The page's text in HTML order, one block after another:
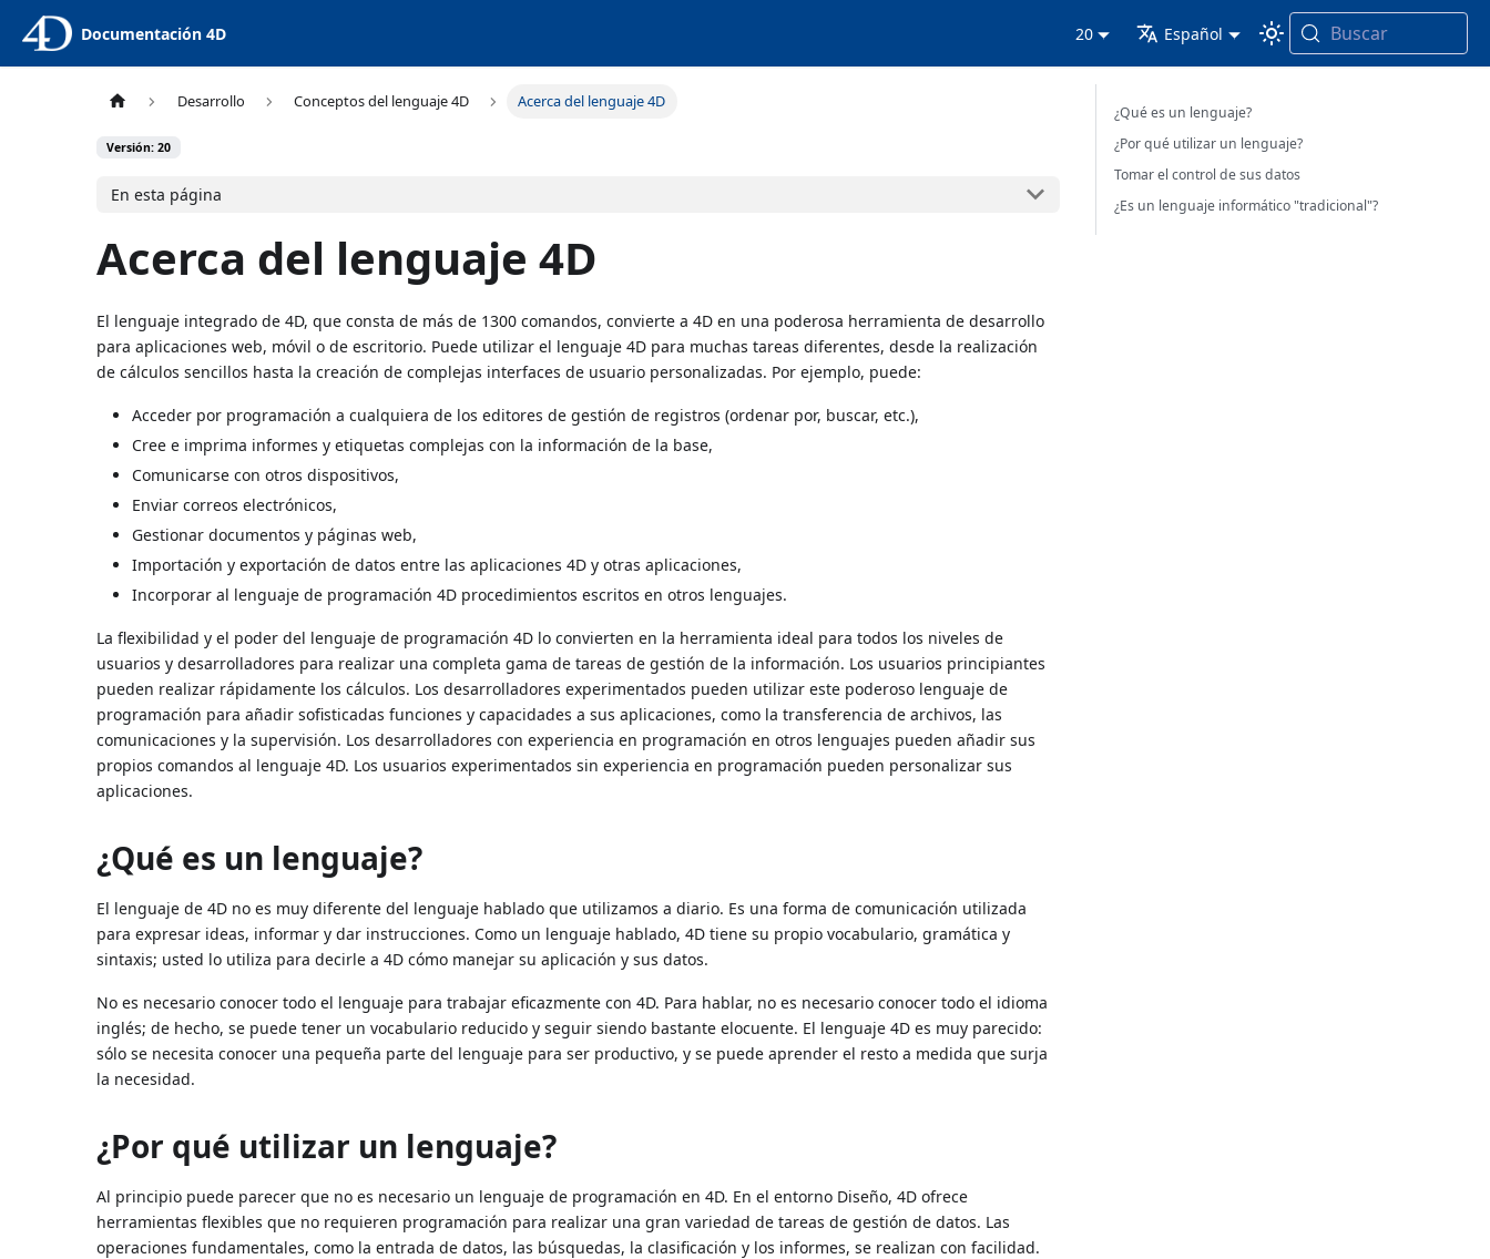
Documentación 4D 20 Español Buscar
Desarrollo Conceptos del lenguaje 4D Acerca del lenguaje 4D
Versión: 20
En esta página
Acerca del lenguaje 4D
El lenguaje integrado de 4D, que consta de más de 1300 comandos, convierte a 4D en una poderosa herramienta de desarrollo
para aplicaciones web, móvil o de escritorio. Puede utilizar el lenguaje 4D para muchas tareas diferentes, desde la realización
de cálculos sencillos hasta la creación de complejas interfaces de usuario personalizadas. Por ejemplo, puede:
Acceder por programación a cualquiera de los editores de gestión de registros (ordenar por, buscar, etc.),
Cree e imprima informes y etiquetas complejas con la información de la base,
Comunicarse con otros dispositivos,
Enviar correos electrónicos,
Gestionar documentos y páginas web,
Importación y exportación de datos entre las aplicaciones 4D y otras aplicaciones,
Incorporar al lenguaje de programación 4D procedimientos escritos en otros lenguajes.
La flexibilidad y el poder del lenguaje de programación 4D lo convierten en la herramienta ideal para todos los niveles de
usuarios y desarrolladores para realizar una completa gama de tareas de gestión de la información. Los usuarios principiantes
pueden realizar rápidamente los cálculos. Los desarrolladores experimentados pueden utilizar este poderoso lenguaje de
programación para añadir sofisticadas funciones y capacidades a sus aplicaciones, como la transferencia de archivos, las
comunicaciones y la supervisión. Los desarrolladores con experiencia en programación en otros lenguajes pueden añadir sus
propios comandos al lenguaje 4D. Los usuarios experimentados sin experiencia en programación pueden personalizar sus
aplicaciones.
¿Qué es un lenguaje?
El lenguaje de 4D no es muy diferente del lenguaje hablado que utilizamos a diario. Es una forma de comunicación utilizada
para expresar ideas, informar y dar instrucciones. Como un lenguaje hablado, 4D tiene su propio vocabulario, gramática y
sintaxis; usted lo utiliza para decirle a 4D cómo manejar su aplicación y sus datos.
No es necesario conocer todo el lenguaje para trabajar eficazmente con 4D. Para hablar, no es necesario conocer todo el idioma
inglés; de hecho, se puede tener un vocabulario reducido y seguir siendo bastante elocuente. El lenguaje 4D es muy parecido:
sólo se necesita conocer una pequeña parte del lenguaje para ser productivo, y se puede aprender el resto a medida que surja
la necesidad.
¿Por qué utilizar un lenguaje?
Al principio puede parecer que no es necesario un lenguaje de programación en 4D. En el entorno Diseño, 4D ofrece
herramientas flexibles que no requieren programación para realizar una gran variedad de tareas de gestión de datos. Las
operaciones fundamentales, como la entrada de datos, las búsquedas, la clasificación y los informes, se realizan con facilidad.
¿Qué es un lenguaje?
¿Por qué utilizar un lenguaje?
Tomar el control de sus datos
¿Es un lenguaje informático "tradicional"?